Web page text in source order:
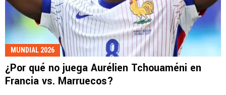
MUNDIAL 2026
¿Por qué no juega Aurélien Tchouaméni en
Francia vs. Marruecos?